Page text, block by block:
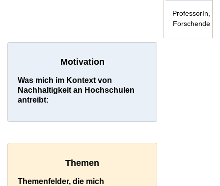
ProfessorIn,
Forschende
Motivation
Was mich im Kontext von
Nachhaltigkeit an Hochschulen
antreibt:
Themen
Themenfelder, die mich